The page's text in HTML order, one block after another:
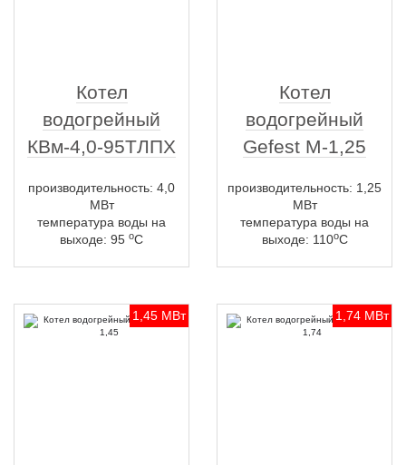
Котел
водогрейный
КВм-4,0-95ТЛПХ
производительность: 4,0
МВт
температура воды на
выходе: 95 оС
Котел
водогрейный
Gefest M-1,25
производительность: 1,25
МВт
температура воды на
выходе: 110оС
1,45 МВт 1,74 МВт